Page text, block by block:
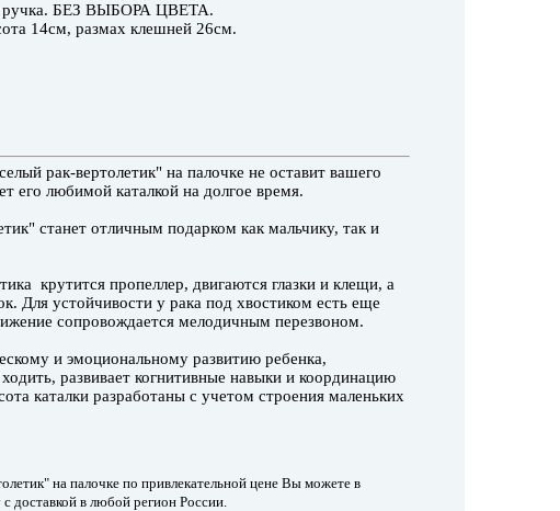
ручка. БЕЗ ВЫБОРА ЦВЕТА.
14см, размах клешней 26см.
рак-вертолетик" на палочке не оставит вашего
его любимой каталкой на долгое время.
станет отличным подарком как мальчику, так и
крутится пропеллер, двигаются глазки и клещи, а
Для устойчивости у рака под хвостиком есть еще
сопровождается мелодичным перезвоном.
и эмоциональному развитию ребенка,
развивает когнитивные навыки и координацию
каталки разработаны с учетом строения маленьких
на палочке по привлекательной цене Вы можете в
доставкой в любой регион России.